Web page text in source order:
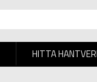
HITTA